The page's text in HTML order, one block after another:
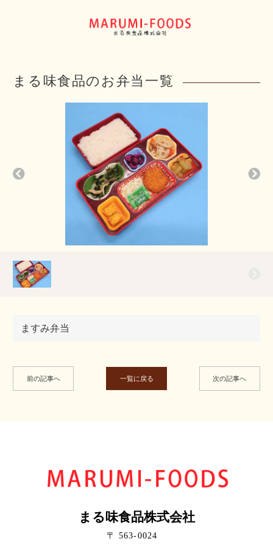
まる味食品のお弁当一覧
ますみ弁当
前の記事へ 一覧に戻る 次の記事へ
まる味食品株式会社
〒 563-0024